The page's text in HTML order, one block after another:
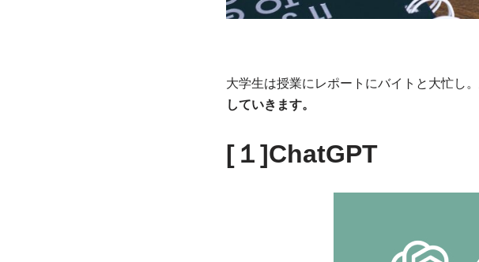
大学生は授業にレポートにバイトと大忙し。
していきます。
[１]ChatGPT